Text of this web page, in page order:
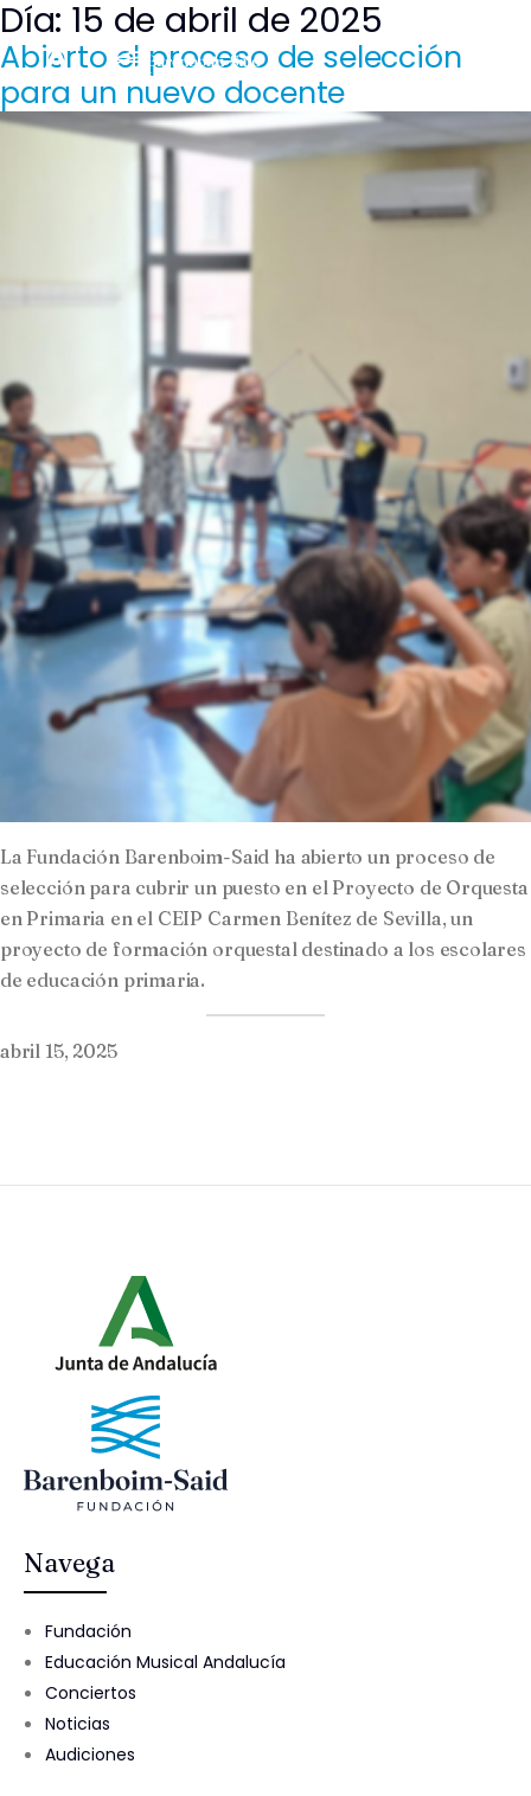
Saltar
al
Día: 15 de abril de 2025
Abierto el proceso de selección
para un nuevo docente
La Fundación Barenboim-Said ha abierto un proceso de
selección para cubrir un puesto en el Proyecto de Orquesta
en Primaria en el CEIP Carmen Benítez de Sevilla, un
proyecto de formación orquestal destinado a los escolares
de educación primaria.
abril 15, 2025
Navega
Fundación
Educación Musical Andalucía
Conciertos
Noticias
Audiciones